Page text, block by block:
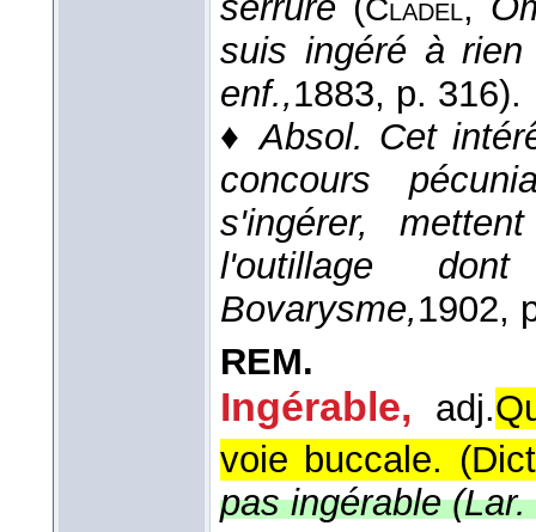
Cladel
suis ingéré à
enf.,1883, p. 316).
♦Absol. Cet
concours
s'ingérer,
l'outillage
Bovarysme,1902,
REM.
Ingérable, adj.
voie buccale. (
pas ingérable (